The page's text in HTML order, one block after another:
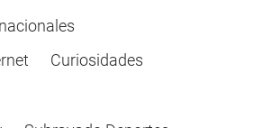
Curiosidades